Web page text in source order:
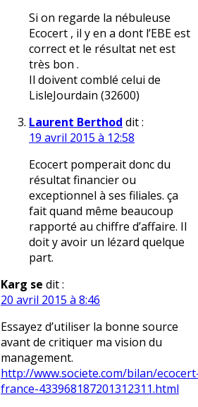
Si on regarde la nébuleuse
Ecocert , il y en a dont l’EBE est
correct et le résultat net est
très bon .
Il doivent comblé celui de
LisleJourdain (32600)
Laurent Berthod dit :
19 avril 2015 à 12:58
Ecocert pomperait donc du
résultat financier ou
exceptionnel à ses filiales. ça
fait quand même beaucoup
rapporté au chiffre d’affaire. Il
doit y avoir un lézard quelque
part.
Karg se dit :
20 avril 2015 à 8:46
Essayez d’utiliser la bonne source
avant de critiquer ma vision du
management.
http://www.societe.com/bilan/
france-433968187201312311.html